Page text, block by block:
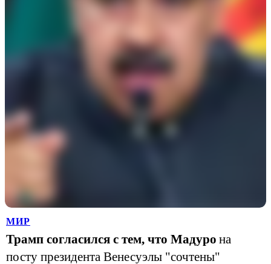
МИР
Трамп согласился с тем, что Мадуро на
посту президента Венесуэлы "сочтены"